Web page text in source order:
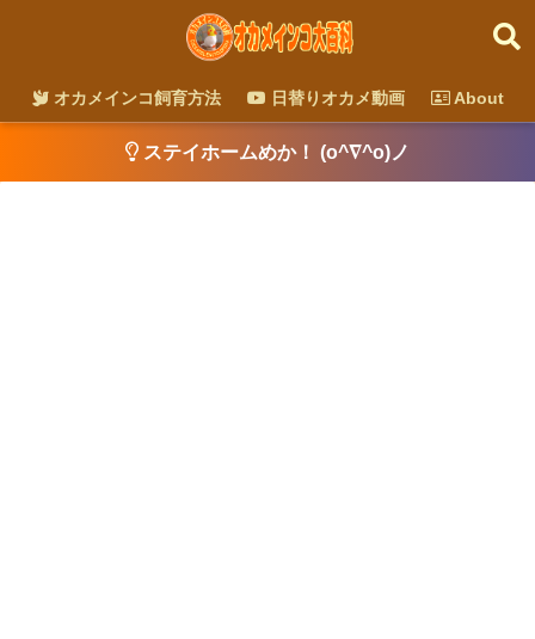
オカメインコ飼育方法 日替りオカメ動画 About
ステイホームめか！ (o^∇^o)ノ